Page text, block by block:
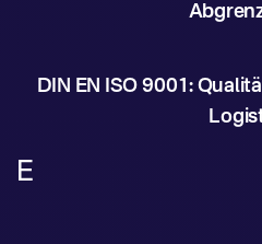
DIN EN ISO 9001:
E